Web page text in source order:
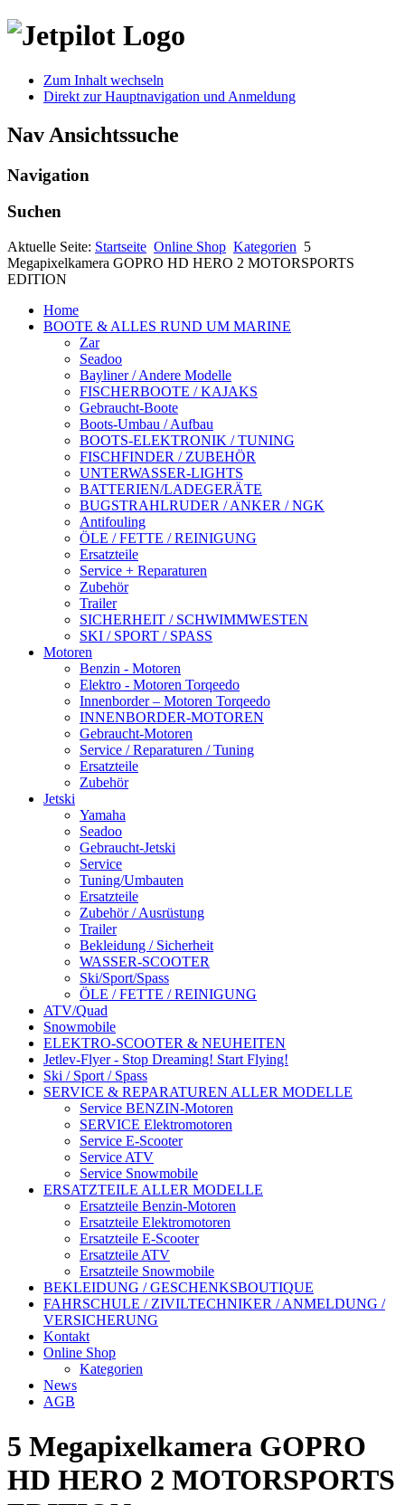
Zum Inhalt wechseln
Direkt zur Hauptnavigation und Anmeldung
Nav Ansichtssuche
Navigation
Suchen
Aktuelle Seite: Startseite Online Shop Kategorien 5
Megapixelkamera GOPRO HD HERO 2 MOTORSPORTS
EDITION
Home
BOOTE & ALLES RUND UM MARINE
Zar
Seadoo
Bayliner / Andere Modelle
FISCHERBOOTE / KAJAKS
Gebraucht-Boote
Boots-Umbau / Aufbau
BOOTS-ELEKTRONIK / TUNING
FISCHFINDER / ZUBEHÖR
UNTERWASSER-LIGHTS
BATTERIEN/LADEGERÄTE
BUGSTRAHLRUDER / ANKER / NGK
Antifouling
ÖLE / FETTE / REINIGUNG
Ersatzteile
Service + Reparaturen
Zubehör
Trailer
SICHERHEIT / SCHWIMMWESTEN
SKI / SPORT / SPASS
Motoren
Benzin - Motoren
Elektro - Motoren Torqeedo
Innenborder – Motoren Torqeedo
INNENBORDER-MOTOREN
Gebraucht-Motoren
Service / Reparaturen / Tuning
Ersatzteile
Zubehör
Jetski
Yamaha
Seadoo
Gebraucht-Jetski
Service
Tuning/Umbauten
Ersatzteile
Zubehör / Ausrüstung
Trailer
Bekleidung / Sicherheit
WASSER-SCOOTER
Ski/Sport/Spass
ÖLE / FETTE / REINIGUNG
ATV/Quad
Snowmobile
ELEKTRO-SCOOTER & NEUHEITEN
Jetlev-Flyer - Stop Dreaming! Start Flying!
Ski / Sport / Spass
SERVICE & REPARATUREN ALLER MODELLE
Service BENZIN-Motoren
SERVICE Elektromotoren
Service E-Scooter
Service ATV
Service Snowmobile
ERSATZTEILE ALLER MODELLE
Ersatzteile Benzin-Motoren
Ersatzteile Elektromotoren
Ersatzteile E-Scooter
Ersatzteile ATV
Ersatzteile Snowmobile
BEKLEIDUNG / GESCHENKSBOUTIQUE
FAHRSCHULE / ZIVILTECHNIKER / ANMELDUNG /
VERSICHERUNG
Kontakt
Online Shop
Kategorien
News
AGB
5 Megapixelkamera GOPRO
HD HERO 2 MOTORSPORTS